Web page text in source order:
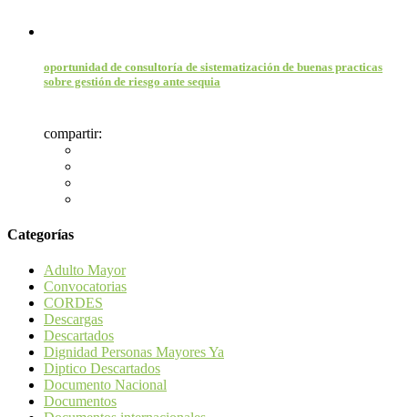
oportunidad de consultoría de sistematización de buenas practicas
sobre gestión de riesgo ante sequia
compartir:
Categorías
Adulto Mayor
Convocatorias
CORDES
Descargas
Descartados
Dignidad Personas Mayores Ya
Diptico Descartados
Documento Nacional
Documentos